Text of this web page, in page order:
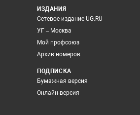
ИЗДАНИЯ
Сетевое издание UG.RU
УГ – Москва
Мой профсоюз
Архив номеров
ПОДПИСКА
Бумажная версия
Онлайн-версия